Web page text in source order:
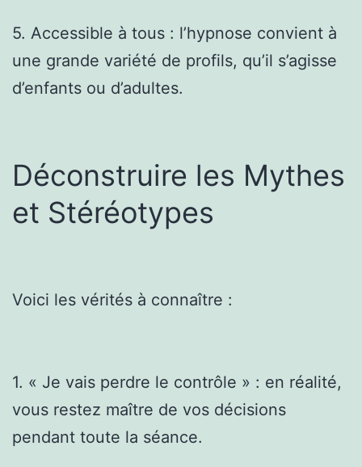
5. Accessible à tous : l’hypnose convient à
une grande variété de profils, qu’il s’agisse
d’enfants ou d’adultes.
Déconstruire les Mythes
et Stéréotypes
Voici les vérités à connaître :
1. « Je vais perdre le contrôle » : en réalité,
vous restez maître de vos décisions
pendant toute la séance.